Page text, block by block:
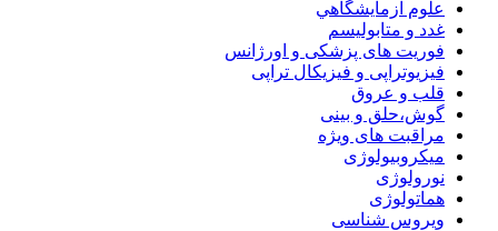
علوم آزمايشگاهي
غدد و متابولیسم
فوریت های پزشکی و اورژانس
فیزیوتراپی و فیزیکال تراپی
قلب و عروق
گوش،حلق و بینی
مراقبت های ویژه
میکروبیولوژی
نورولوژی
هماتولوژی
ویروس شناسی